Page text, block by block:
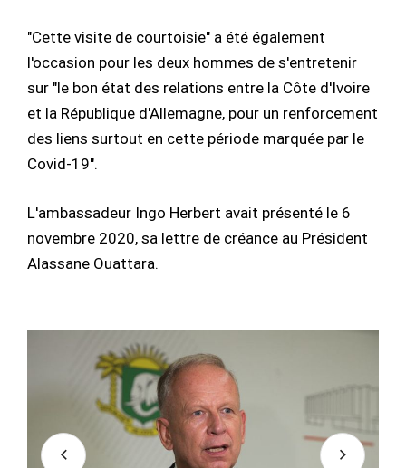
"Cette visite de courtoisie" a été également
l'occasion pour les deux hommes de s'entretenir
sur "le bon état des relations entre la Côte d'Ivoire
et la République d'Allemagne, pour un renforcement
des liens surtout en cette période marquée par le
Covid-19".
L'ambassadeur Ingo Herbert avait présenté le 6
novembre 2020, sa lettre de créance au Président
Alassane Ouattara.